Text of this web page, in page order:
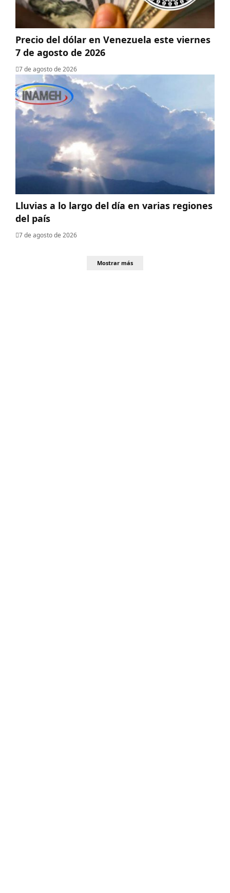
Precio del dólar en Venezuela este viernes
7 de agosto de 2026
7 de agosto de 2026
Lluvias a lo largo del día en varias regiones
del país
7 de agosto de 2026
Mostrar más